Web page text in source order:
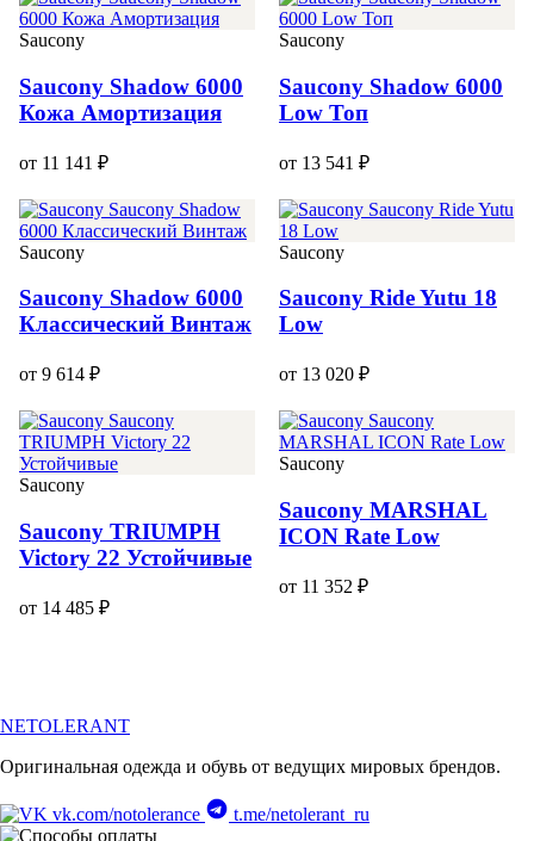
Saucony
Saucony Shadow 6000
Кожа Амортизация
от 11 141 ₽
Saucony
Saucony Shadow 6000
Low Топ
от 13 541 ₽
Saucony
Saucony Shadow 6000
Классический Винтаж
от 9 614 ₽
Saucony
Saucony Ride Yutu 18
Low
от 13 020 ₽
Saucony
Saucony TRIUMPH
Victory 22 Устойчивые
от 14 485 ₽
Saucony
Saucony MARSHAL
ICON Rate Low
от 11 352 ₽
NETOLERANT
Оригинальная одежда и обувь от ведущих мировых брендов.
vk.com/notolerance t.me/netolerant_ru